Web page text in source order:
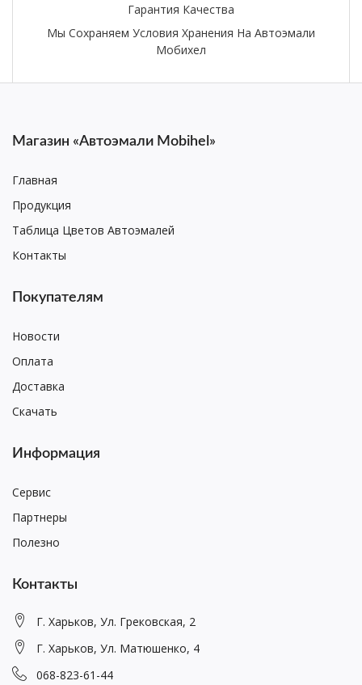
Гарантия Качества
Мы Сохраняем Условия Хранения На Автоэмали
Мобихел
Магазин «Автоэмали Mobihel»
Главная
Продукция
Таблица Цветов Автоэмалей
Контакты
Покупателям
Новости
Оплата
Доставка
Скачать
Информация
Сервис
Партнеры
Полезно
Контакты
Г. Харьков, Ул. Грековская, 2
Г. Харьков, Ул. Матюшенко, 4
068-823-61-44